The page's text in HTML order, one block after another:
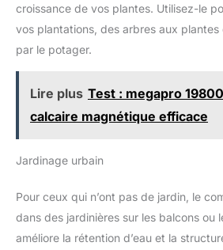
croissance de vos plantes. Utilisez-le
vos plantations, des arbres aux plantes
par le potager.
Lire plus Test : megapro
calcaire magnétique efficace
Jardinage urbain
Pour ceux qui n’ont pas de jardin, le
dans des jardinières sur les balcons ou
améliore la rétention d’eau et la